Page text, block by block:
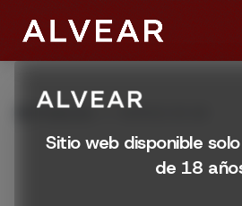
Sitio web disponible
de 18
Productos RUFFLES 85 GR